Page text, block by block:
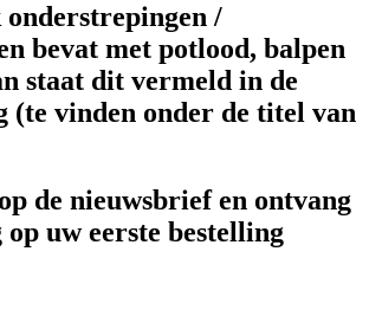
onderstrepingen /
bevat met potlood, balpen
staat dit vermeld in de
(te vinden onder de titel van
de nieuwsbrief en ontvang
uw eerste bestelling